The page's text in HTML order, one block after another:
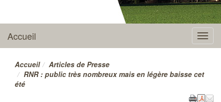
CLERMONT-LE-FORT
Menu
Accueil
Accueil
Articles de Presse
RNR : public très nombreux mais en légère baisse cet
été